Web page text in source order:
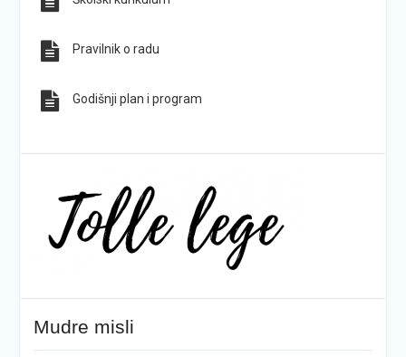
Pravilnik o radu
Godišnji plan i program
Mudre misli